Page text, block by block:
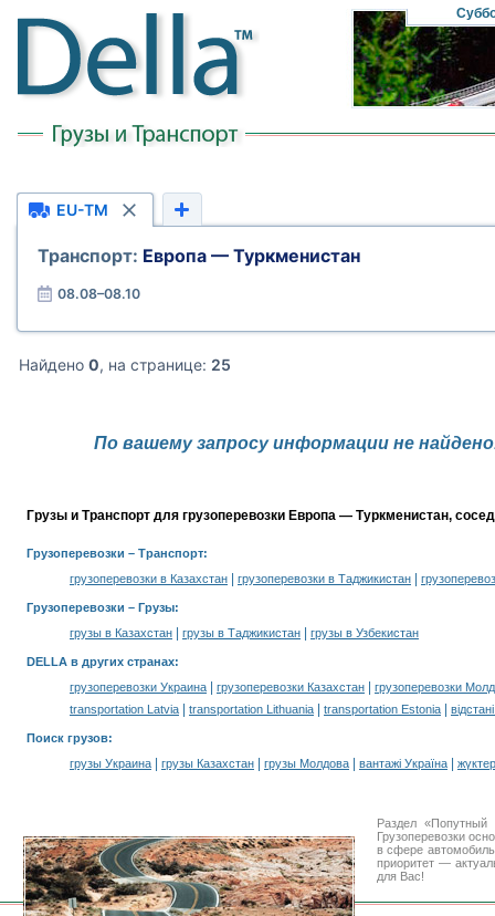
EU-TM
Транспорт: Европа — Туркменистан
08.08–08.10
Найдено 0, на странице: 25
По вашему запросу информации не
Грузы и Транспорт для грузоперевозки Европа — Туркменистан,
Грузоперевозки – Транспорт:
грузоперевозки в Казахстан
грузоперевозки в Таджикистан
Грузоперевозки – Грузы:
грузы в Казахстан
грузы в Таджикистан грузы в Узбекистан
DELLA в других странах:
грузоперевозки Украина
грузоперевозки Казахстан
грузоперевозки
transportation Latvia
transportation Lithuania transportation Estonia
Поиск грузов:
грузы Украина
грузы Казахстан грузы Молдова вантажі Україна
Раздел «Попутный
Грузоперевозки
в сфере
приоритет —
для Вас!